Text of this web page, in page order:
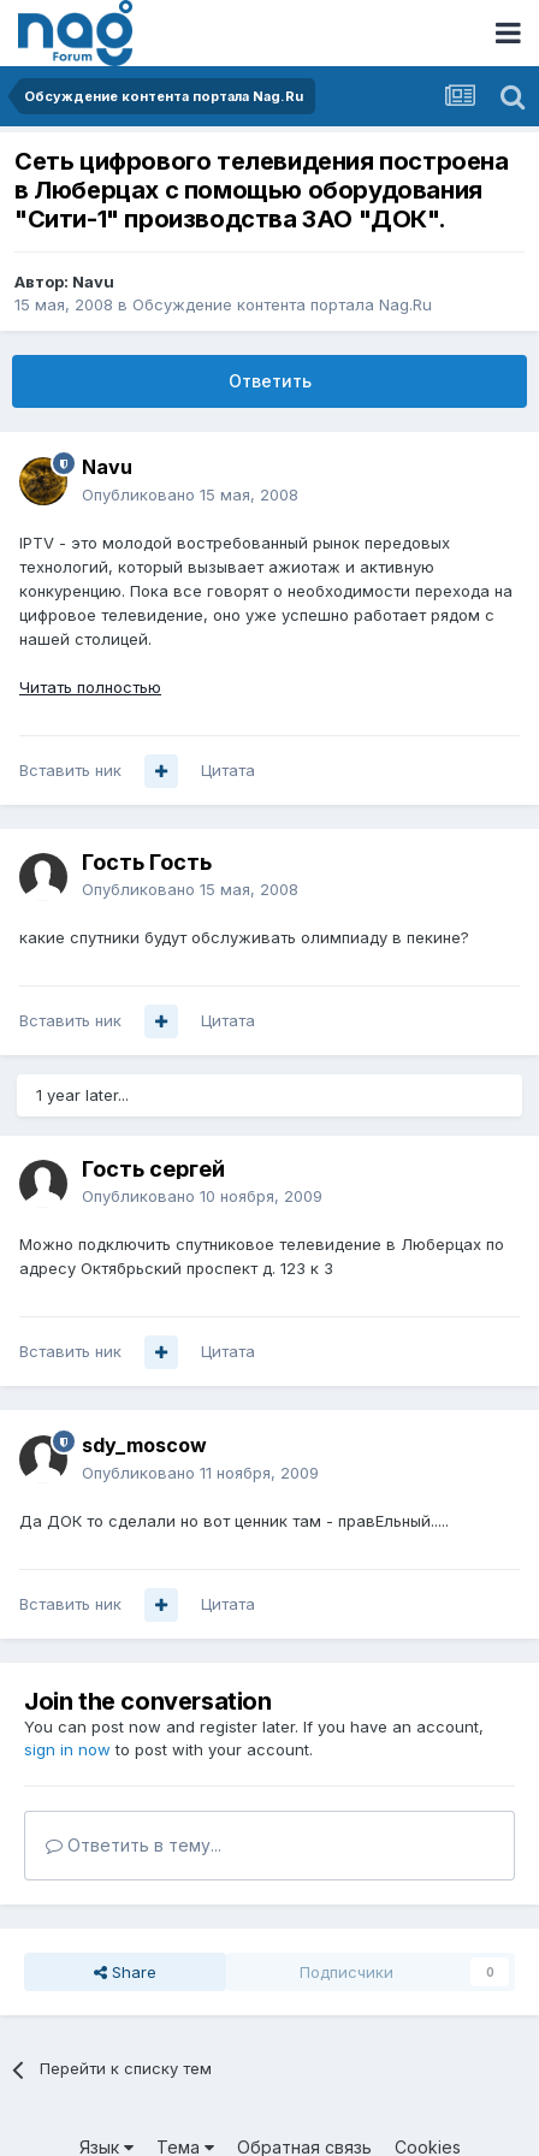
Обсуждение контента портала Nag.Ru
Сеть цифрового телевидения построена
в Люберцах с помощью оборудования
"Сити-1" производства ЗАО "ДОК".
Автор: Navu
15 мая, 2008 в Обсуждение контента портала Nag.Ru
Ответить
Navu
Опубликовано 15 мая, 2008
IPTV - это молодой востребованный рынок передовых
технологий, который вызывает ажиотаж и активную
конкуренцию. Пока все говорят о необходимости перехода на
цифровое телевидение, оно уже успешно работает рядом с
нашей столицей.
Читать полностью
Вставить ник Цитата
Гость Гость
Опубликовано 15 мая, 2008
какие спутники будут обслуживать олимпиаду в пекине?
Вставить ник Цитата
1 year later...
Гость сергей
Опубликовано 10 ноября, 2009
Можно подключить спутниковое телевидение в Люберцах по
адресу Октябрьский проспект д. 123 к 3
Вставить ник Цитата
sdy_moscow
Опубликовано 11 ноября, 2009
Да ДОК то сделали но вот ценник там - правЕльный.....
Вставить ник Цитата
Join the conversation
You can post now and register later. If you have an account,
sign in now to post with your account.
Ответить в тему...
Share Подписчики 0
Перейти к списку тем
Язык Тема Обратная связь Cookies